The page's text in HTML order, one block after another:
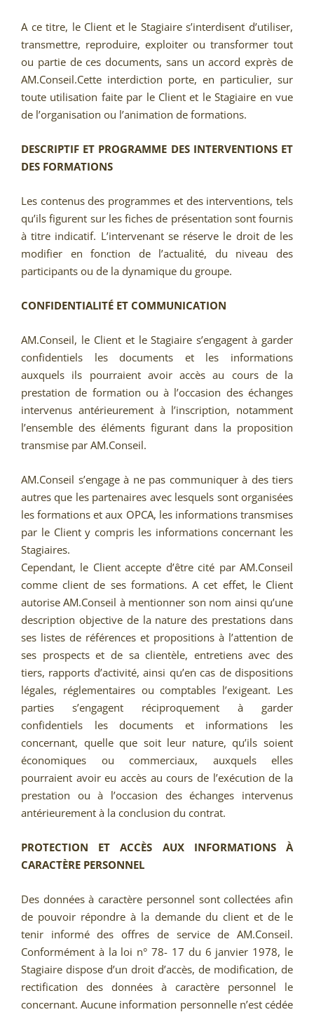
A ce titre, le Client et le Stagiaire s’interdisent d’utiliser,
transmettre, reproduire, exploiter ou transformer tout
ou partie de ces documents, sans un accord exprès de
AM.Conseil.Cette interdiction porte, en particulier, sur
toute utilisation faite par le Client et le Stagiaire en vue
de l’organisation ou l’animation de formations.
DESCRIPTIF ET PROGRAMME DES INTERVENTIONS ET
DES FORMATIONS
Les contenus des programmes et des interventions, tels
qu’ils figurent sur les fiches de présentation sont fournis
à titre indicatif. L’intervenant se réserve le droit de les
modifier en fonction de l’actualité, du niveau des
participants ou de la dynamique du groupe.
CONFIDENTIALITÉ ET COMMUNICATION
AM.Conseil, le Client et le Stagiaire s’engagent à garder
confidentiels les documents et les informations
auxquels ils pourraient avoir accès au cours de la
prestation de formation ou à l’occasion des échanges
intervenus antérieurement à l’inscription, notamment
l’ensemble des éléments figurant dans la proposition
transmise par AM.Conseil.
AM.Conseil s’engage à ne pas communiquer à des tiers
autres que les partenaires avec lesquels sont organisées
les formations et aux OPCA, les informations transmises
par le Client y compris les informations concernant les
Stagiaires.
Cependant, le Client accepte d’être cité par AM.Conseil
comme client de ses formations. A cet effet, le Client
autorise AM.Conseil à mentionner son nom ainsi qu’une
description objective de la nature des prestations dans
ses listes de références et propositions à l’attention de
ses prospects et de sa clientèle, entretiens avec des
tiers, rapports d’activité, ainsi qu’en cas de dispositions
légales, réglementaires ou comptables l’exigeant. Les
parties s’engagent réciproquement à garder
confidentiels les documents et informations les
concernant, quelle que soit leur nature, qu’ils soient
économiques ou commerciaux, auxquels elles
pourraient avoir eu accès au cours de l’exécution de la
prestation ou à l’occasion des échanges intervenus
antérieurement à la conclusion du contrat.
PROTECTION ET ACCÈS AUX INFORMATIONS À
CARACTÈRE PERSONNEL
Des données à caractère personnel sont collectées afin
de pouvoir répondre à la demande du client et de le
tenir informé des offres de service de AM.Conseil.
Conformément à la loi n° 78- 17 du 6 janvier 1978, le
Stagiaire dispose d’un droit d’accès, de modification, de
rectification des données à caractère personnel le
concernant. Aucune information personnelle n’est cédée